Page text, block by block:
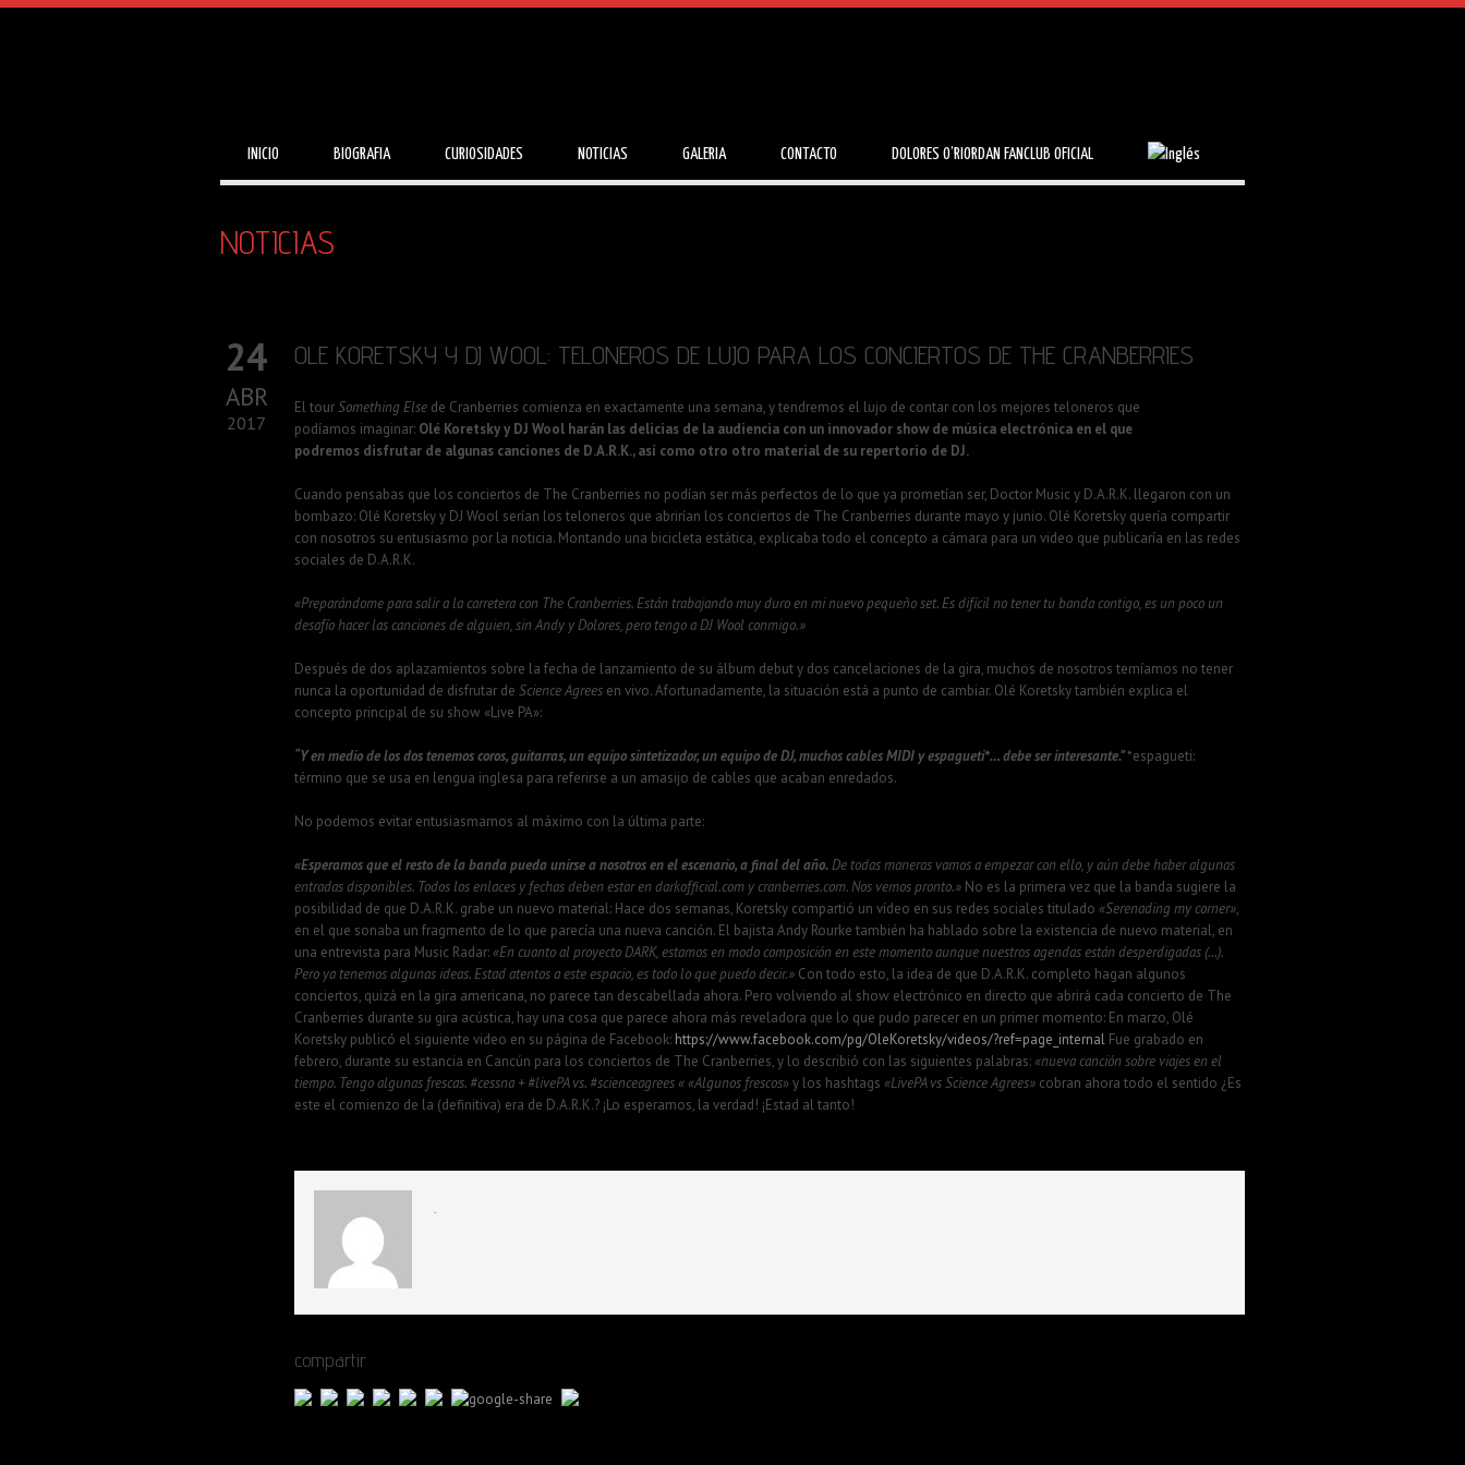
INICIO BIOGRAFIA CURIOSIDADES NOTICIAS GALERIA CONTACTO DOLORES O’RIORDAN FANCLUB OFICIAL
NOTICIAS
24
ABR
2017
OLE KORETSKY Y DJ WOOL: TELONEROS DE LUJO PARA LOS CONCIERTOS DE THE CRANBERRIES
El tourSomething Else de Cranberries comienza en exactamente una semana, y tendremos el lujo de contar con los mejores teloneros que
podíamos imaginar: Olé Koretsky y DJ Wool harán las delicias de la audiencia con un innovador show de música electrónica en el que
podremos disfrutar de algunas canciones de D.A.R.K., así como otro otro material de su repertorio de DJ.
Cuando pensabas que los conciertos de The Cranberries no podían ser más perfectos de lo que ya prometían ser, Doctor Music y D.A.R.K. llegaron con un
bombazo: Olé Koretsky y DJ Wool serían los teloneros que abrirían los conciertos de The Cranberries durante mayo y junio. Olé Koretsky quería compartir
con nosotros su entusiasmo por la noticia. Montando una bicicleta estática, explicaba todo el concepto a cámara para un video que publicaría en las redes
sociales de D.A.R.K.
«Preparándome para salir a la carretera con The Cranberries. Están trabajando muy duro en mi nuevo pequeño set. Es difícil no tener tu banda contigo, es un poco un
desafío hacer las canciones de alguien, sin Andy y Dolores, pero tengo a DJ Wool conmigo.»
Después de dos aplazamientos sobre la fecha de lanzamiento de su álbum debut y dos cancelaciones de la gira, muchos de nosotros temíamos no tener
nunca la oportunidad de disfrutar de Science Agrees en vivo. Afortunadamente, la situación está a punto de cambiar. Olé Koretsky también explica el
concepto principal de su show «Live PA»:
“Y en medio de los dos tenemos coros, guitarras, un equipo sintetizador, un equipo de DJ, muchos cables MIDI y espagueti*… debe ser interesante.”*espagueti:
término que se usa en lengua inglesa para referirse a un amasijo de cables que acaban enredados.
No podemos evitar entusiasmarnos al máximo con la última parte:
«Esperamos que el resto de la banda pueda unirse a nosotros en el escenario, a final del año.De todas maneras vamos a empezar con ello, y aún debe haber algunas
entradas disponibles. Todos los enlaces y fechas deben estar en darkofficial.com y cranberries.com. Nos vemos pronto.» No es la primera vez que la banda sugiere la
posibilidad de que D.A.R.K. grabe un nuevo material: Hace dos semanas, Koretsky compartió un vídeo en sus redes sociales titulado «Serenading my corner»,
en el que sonaba un fragmento de lo que parecía una nueva canción. El bajista Andy Rourke también ha hablado sobre la existencia de nuevo material, en
una entrevista para Music Radar:«En cuanto al proyecto DARK, estamos en modo composición en este momento aunque nuestros agendas están desperdigadas (…).
Pero ya tenemos algunas ideas. Estad atentos a este espacio, es todo lo que puedo decir.» Con todo esto, la idea de que D.A.R.K. completo hagan algunos
conciertos, quizá en la gira americana, no parece tan descabellada ahora. Pero volviendo al show electrónico en directo que abrirá cada concierto de The
Cranberries durante su gira acústica, hay una cosa que parece ahora más reveladora que lo que pudo parecer en un primer momento: En marzo, Olé
Koretsky publicó el siguiente video en su página de Facebook: https://www.facebook.com/pg/OleKoretsky/videos/?ref=page_internal Fue grabado en
febrero, durante su estancia en Cancún para los conciertos de The Cranberries, y lo describió con las siguientes palabras:«nueva canción sobre viajes en el
tiempo. Tengo algunas frescas. #cessna + #livePA vs. #scienceagrees ««Algunos frescos» y los hashtags «LivePA vs Science Agrees» cobran ahora todo el sentido ¿Es
este el comienzo de la (definitiva) era de D.A.R.K.? ¡Lo esperamos, la verdad! ¡Estad al tanto!
compartir